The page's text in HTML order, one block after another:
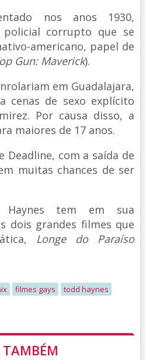
nos anos 1930,
policial corrupto que se
americano, papel de
Gun: Maverick).
em Guadalajara,
cenas de sexo explícito
Por causa disso, a
maiores de 17 anos.
Deadline, com a saída de
muitas chances de ser
Haynes tem em sua
dois grandes filmes que
Longe do Paraíso
filmes gays todd haynes
TAMBÉM